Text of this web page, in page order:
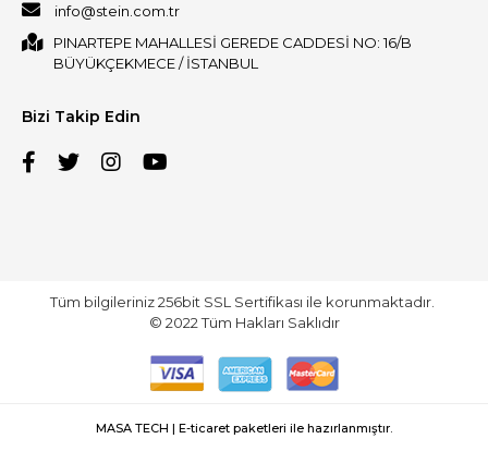
info@stein.com.tr
PINARTEPE MAHALLESİ GEREDE CADDESİ NO: 16/B
BÜYÜKÇEKMECE / İSTANBUL
Bizi Takip Edin
Tüm bilgileriniz 256bit SSL Sertifikası ile korunmaktadır.
© 2022Tüm Hakları Saklıdır
MASA TECH | E-ticaret paketleri ile hazırlanmıştır.